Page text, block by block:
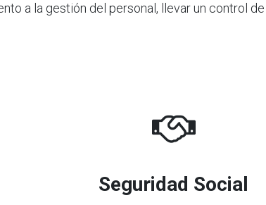
a la gestión del personal, llevar un control
Seguridad Social